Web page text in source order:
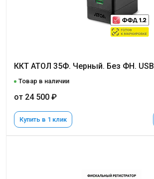
ККТ АТОЛ 35Ф. Черный. Без ФН. USB
Товар в наличии
от 24 500 ₽
Купить в 1 клик